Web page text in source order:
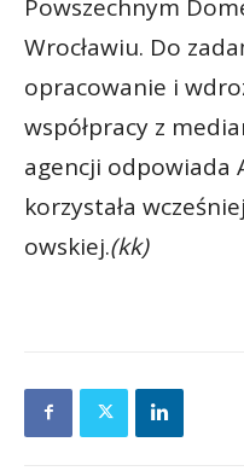
Powszechnym
Wrocławiu. Do
opracowanie i
współpracy z
agencji odpowiada
korzystała
owskiej.(kk)